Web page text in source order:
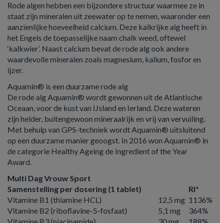
Rode algen hebben een bijzondere structuur waarmee ze in
staat zijn mineralen uit zeewater op te nemen, waaronder een
aanzienlijke hoeveelheid calcium. Deze kalkrijke alg heeft in
het Engels de toepasselijke naam chalk weed, oftewel
‘kalkwier’. Naast calcium bevat de rode alg ook andere
waardevolle mineralen zoals magnesium, kalium, fosfor en
ijzer.
Aquamin® is een duurzame rode alg
De rode alg Aquamin® wordt gewonnen uit de Atlantische
Oceaan, voor de kust van IJsland en Ierland. Deze wateren
zijn helder, buitengewoon mineraalrijk en vrij van vervuiling.
Met behulp van GPS-techniek wordt Aquamin® uitsluitend
op een duurzame manier geoogst. In 2016 won Aquamin® in
de categorie Healthy Ageing de Ingredient of the Year
Award.
Multi Dag Vrouw Sport
Samenstelling per dosering (1 tablet)
RI*
Vitamine B1 (thiamine HCL)
12,5 mg 1136%
Vitamine B2 (riboflavine-5-fosfaat)
5,1 mg
364%